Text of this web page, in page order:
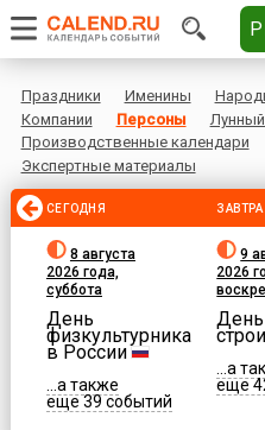
Праздники Именины
Компании
Персоны
Производственные календари
Экспертные материалы
СЕГОДНЯ
8 августа
2026 года,
суббота
День
физкультурника
в России
...а также
еще 39 событий
ЗАВТРА
9
2026
День
...а
еще